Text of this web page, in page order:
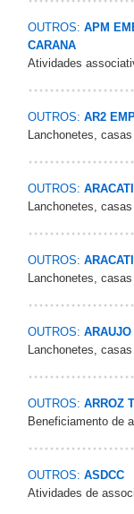
OUTROS: APM
CARANA
Atividades
OUTROS: AR2
Lanchonetes,
OUTROS:
Lanchonetes,
OUTROS:
Lanchonetes,
OUTROS:
Lanchonetes,
OUTROS: ARROZ
Beneficiamento de
OUTROS: ASDCC
Atividades de